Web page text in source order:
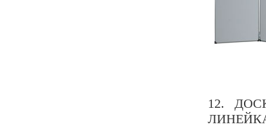
12.
ЛИНЕЙКА